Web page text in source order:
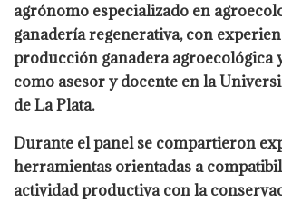
agrónomo especializado en
ganadería regenerativa, con
producción ganadera agroecológica
como asesor y docente en la
de La Plata.
Durante el panel se compartieron
herramientas orientadas a
actividad productiva con la